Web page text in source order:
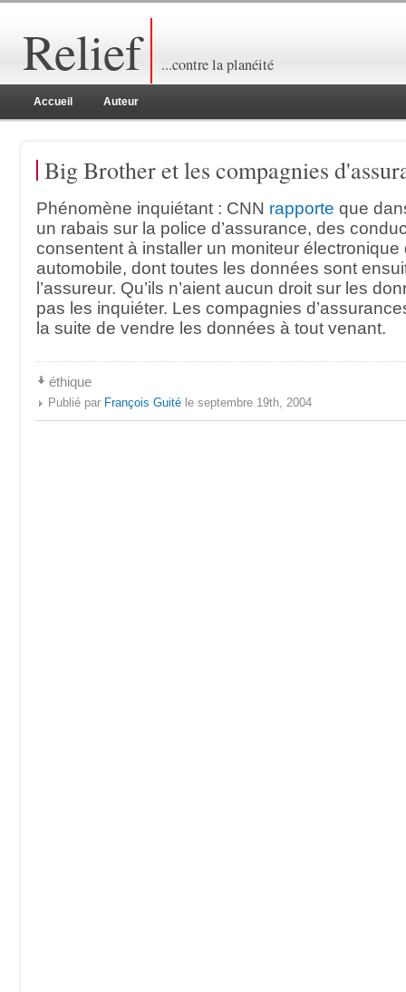
Relief ...contre la planéité
Accueil Auteur
Big Brother et les compagnies
Phénomène inquiétant : CNN rapporte que
un rabais sur la police d’assurance, des
consentent à installer un moniteur électronique
automobile, dont toutes les données sont
l’assureur. Qu’ils n’aient aucun droit sur les
pas les inquiéter. Les compagnies
la suite de vendre les données à tout venant.
éthique
Publié par François Guité le septembre 19th, 2004